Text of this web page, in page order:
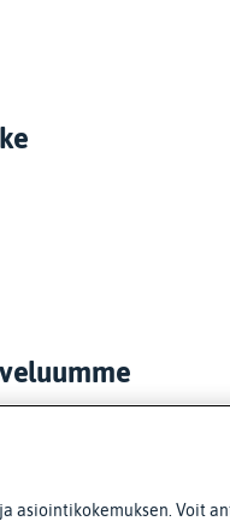
asiointikokemuksen. Voit